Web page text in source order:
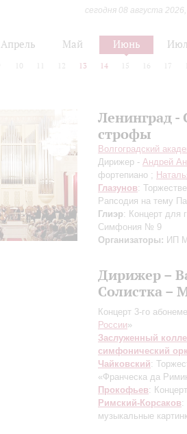
сегодня 08 августа
Апрель Май Июнь
10 12 13 14 15 16 17
Ленинград -
строфы
Волгоградский
Дирижер - Андрей
фортепиано ;
Глазунов:
Рапсодия на тему
Глиэр: Концерт для
Симфония № 9
Организаторы: ИП
Дирижер –
Солистка –
Концерт 3-го
России»
Заслуженный
симфонический
Чайковский:
«Франческа да
Прокофьев:
Римский-Корсаков:
музыкальные